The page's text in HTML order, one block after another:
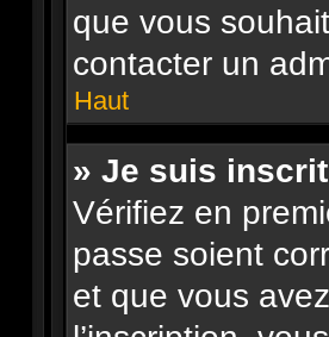
que vous
contacter un
Haut
» Je suis
Vérifiez en
passe soient
et que vous